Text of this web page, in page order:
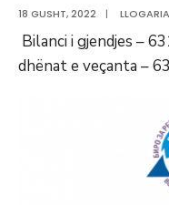
18 GUSHT, 2022 |
Bilanci i gjendjes –
dhënat e veçanta –